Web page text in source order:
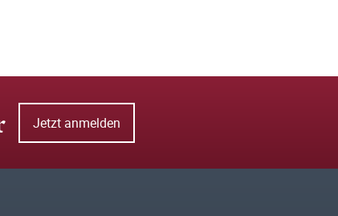
Jetzt anmelden